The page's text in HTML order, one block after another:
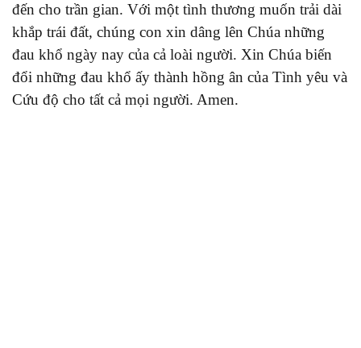
đến cho trần gian. Với một tình thương muốn trải dài
khắp trái đất, chúng con xin dâng lên Chúa những
đau khổ ngày nay của cả loài người. Xin Chúa biến
đổi những đau khổ ấy thành hồng ân của Tình yêu và
Cứu độ cho tất cả mọi người. Amen.